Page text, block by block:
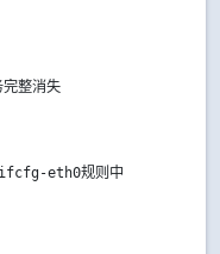
完整消失
eth0规则中